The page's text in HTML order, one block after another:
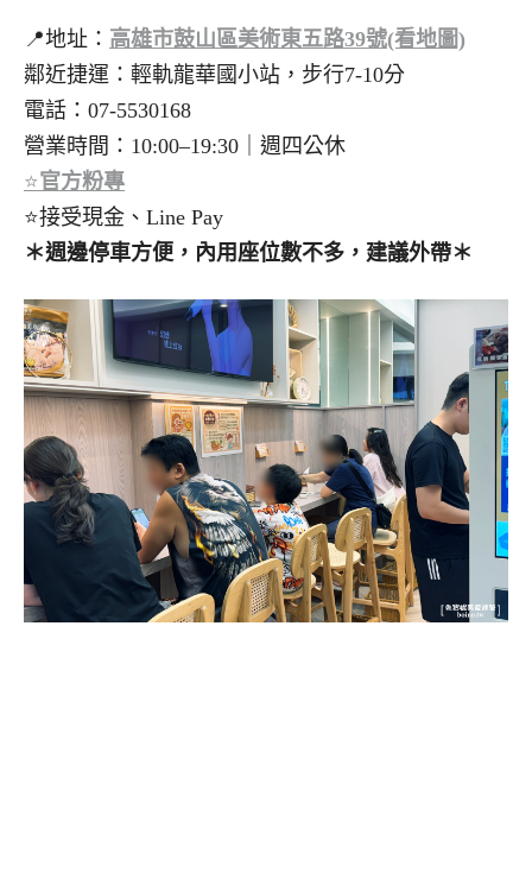
📍地址： 高雄市鼓山區美術東五路39號(看地圖)
鄰近捷運：輕軌龍華國小站，步行7-10分
電話：07-5530168
營業時間：10:00–19:30｜週四公休
⭐官方粉專
⭐接受現金、Line Pay
＊週邊停車方便，內用座位數不多，建議外帶＊